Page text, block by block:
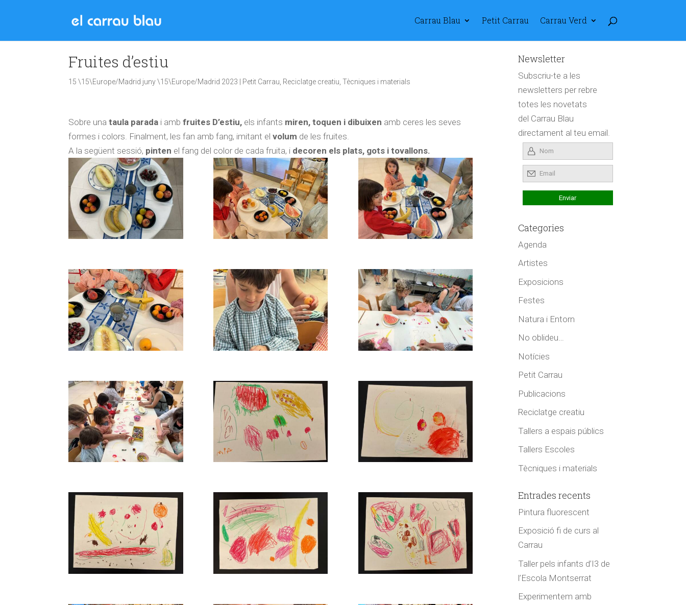
Carrau Blau Petit Carrau Carrau Verd
Fruites d’estiu
15 \15\Europe/Madrid juny \15\Europe/Madrid 2023 Petit Carrau Reciclatge creatiu ,Tècniques i materials
Sobre unataula parada i ambfruites D’estiu, els infants miren, toquen i dibuixen amb ceres les seves
formes i colors. Finalment, les fan amb fang, imitant elvolum de les fruites.
A la següent sessió, pinten el fang del color de cada fruita, i decoren els plats, gots i tovallons.
Newsletter
Subscriu-te a les
newsletters per rebre
totes les novetats
del Carrau Blau
directament al teu email.
Categories
Agenda
Artistes
Exposicions
Festes
Natura i Entorn
No oblideu…
Notícies
Petit Carrau
Publicacions
Reciclatge creatiu
Tallers a espais públics
Tallers Escoles
Tècniques i materials
Entrades recents
Pintura fluorescent
Exposició fi de curs al
Carrau
Taller pels infants d’I3 de
l’Escola Montserrat
Experimentem amb